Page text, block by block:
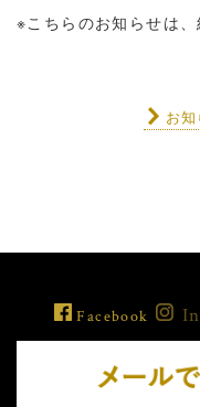
※こちらのお知らせは、
お
Facebook